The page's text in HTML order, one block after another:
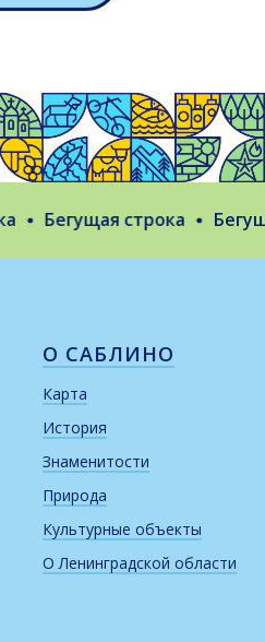
Бегущая строка
О САБЛИНО
Карта
История
Знаменитости
Природа
Культурные объекты
О Ленинградской области